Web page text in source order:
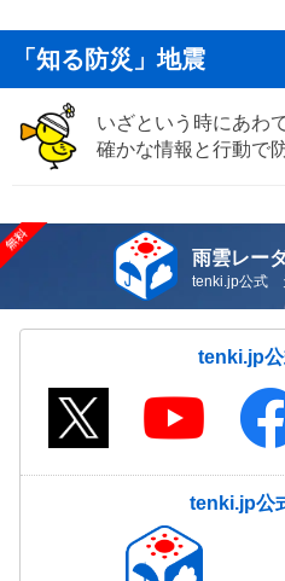
「知る防災」地震
いざという時にあわ
確かな情報と行動で
雨雲レー
tenki.jp公式
tenki.jp
tenki.jp公